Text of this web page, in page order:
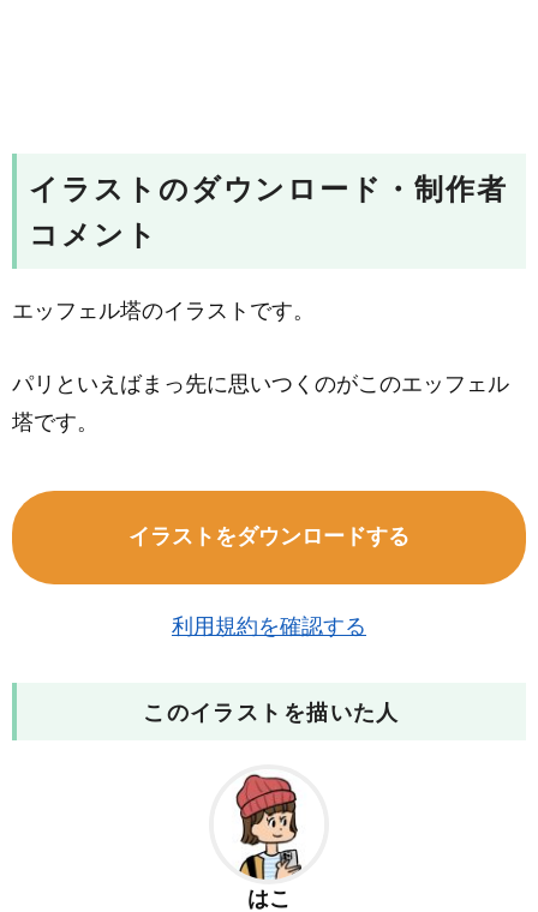
イラストのダウンロード・制作者
コメント
エッフェル塔のイラストです。
パリといえばまっ先に思いつくのがこのエッフェル
塔です。
イラストをダウンロードする
利用規約を確認する
このイラストを描いた人
はこ